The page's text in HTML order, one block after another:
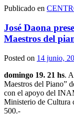
Publicado en
José Daona
Maestros del
Posted on 14 junio,
domingo 19. 21 hs.
Maestros del Piano”
con el apoyo del
Ministerio de Cultura
500.-